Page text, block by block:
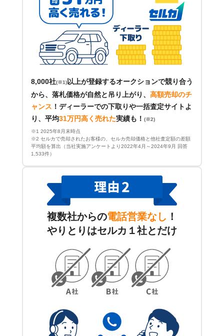
8,000社(※1) 以上が登録するオークションで競り合う
から、落札価格が自然と吊り上がり、 高額売却のチ
ャンス ！ ディーラーでの下取りや一括査定サイトよ
り、平均31万円高く売れた実績も！ (※2)
※1 2025年8月末時点
※2 セルカで売却されたお客様の、セルカ売却価格と他社査定額の差額
平均額を算出（当社実施アンケートより2022年4月～2024年9月 回答
1,533件）
複数社からの電話営業なし ！
やりとりはセルカ１社とだけ